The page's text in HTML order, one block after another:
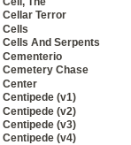
Cellar Terror
Cells
Cells And Serpents
Cementerio
Cemetery Chase
Center
Centipede (v1)
Centipede (v2)
Centipede (v3)
Centipede (v4)